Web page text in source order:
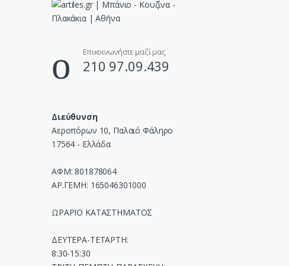
Επικοινωνήστε μαζί μας
210 97.09.439
Διεύθυνση
Αεροπόρων 10, Παλαιό Φάληρο
17564 - Ελλάδα
ΑΦΜ: 801878064
ΑΡ.ΓΕΜΗ: 165046301000
ΩΡΑΡΙΟ ΚΑΤΑΣΤΗΜΑΤΟΣ
ΔΕΥΤΕΡΑ-ΤΕΤΑΡΤΗ:
8:30-15:30